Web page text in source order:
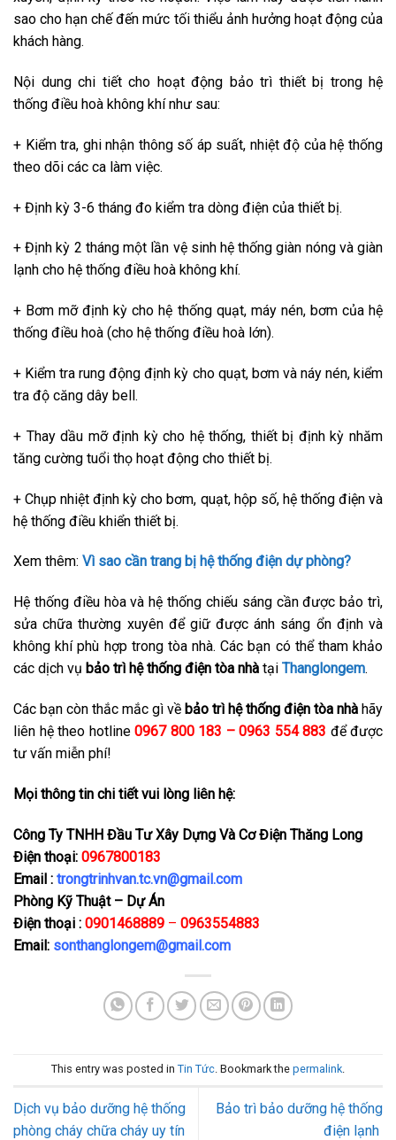
sao cho hạn chế đến mức tối thiểu ảnh hưởng hoạt động của
khách hàng.
Nội dung chi tiết cho hoạt động bảo trì thiết bị trong hệ
thống điều hoà không khí như sau:
+ Kiểm tra, ghi nhận thông số áp suất, nhiệt độ của hệ thống
theo dõi các ca làm việc.
+ Định kỳ 3-6 tháng đo kiểm tra dòng điện của thiết bị.
+ Định kỳ 2 tháng một lần vệ sinh hệ thống giàn nóng và giàn
lạnh cho hệ thống điều hoà không khí.
+ Bơm mỡ định kỳ cho hệ thống quạt, máy nén, bơm của hệ
thống điều hoà (cho hệ thống điều hoà lớn).
+ Kiểm tra rung động định kỳ cho quạt, bơm và náy nén, kiểm
tra độ căng dây bell.
+ Thay dầu mỡ định kỳ cho hệ thống, thiết bị định kỳ nhăm
tăng cường tuổi thọ hoạt động cho thiết bị.
+ Chụp nhiệt định kỳ cho bơm, quạt, hộp số, hệ thống điện và
hệ thống điều khiển thiết bị.
Xem thêm: Vì sao cần trang bị hệ thống điện dự phòng?
Hệ thống điều hòa và hệ thống chiếu sáng cần được bảo trì,
sửa chữa thường xuyên để giữ được ánh sáng ổn định và
không khí phù hợp trong tòa nhà. Các bạn có thể tham khảo
các dịch vụ bảo trì hệ thống điện tòa nhà tại Thanglongem.
Các bạn còn thắc mắc gì về bảo trì hệ thống điện tòa nhà hãy
liên hệ theo hotline 0967 800 183 – 0963 554 883 để được
tư vấn miễn phí!
Mọi thông tin chi tiết vui lòng liên hệ:
Công Ty TNHH Đầu Tư Xây Dựng Và Cơ Điện Thăng Long
Điện thoại: 0967800183
Email : trongtrinhvan.tc.vn@gmail.com
Phòng Kỹ Thuật – Dự Án
Điện thoại : 0901468889 – 0963554883
Email: sonthanglongem@gmail.com
This entry was posted in Tin Tức . Bookmark the permalink
Dịch vụ bảo dưỡng hệ thống
phòng cháy chữa cháy uy tín
Bảo trì bảo dưỡng hệ thống
điện lạnh